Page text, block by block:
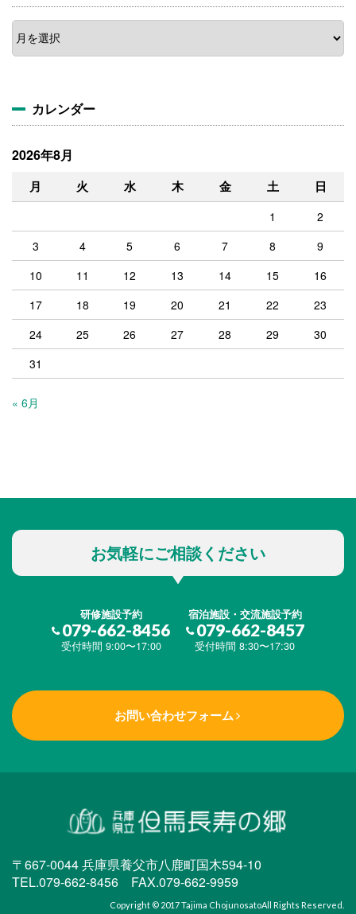
ア
ー
カ
カレンダー
2026年8月
月 火 水 木 金 土 日
1
2
3
4 5 6 7 8
9
10
11 12 13 14 15
16
17
18 19 20 21 22
23
24
25 26 27 28 29
30
31
« 6月
お気軽にご相談ください
研修施設予約
079-662-8456
受付時間 9:00〜17:00
宿泊施設・交流施設予約
079-662-8457
受付時間 8:30〜17:30
お問い合わせフォーム
〒667-0044 兵庫県養父市八鹿町国木594-10
TEL.079-662-8456 FAX.079-662-9959
Copyright © 2017Tajima ChojunosatoAll Rights Reserved.